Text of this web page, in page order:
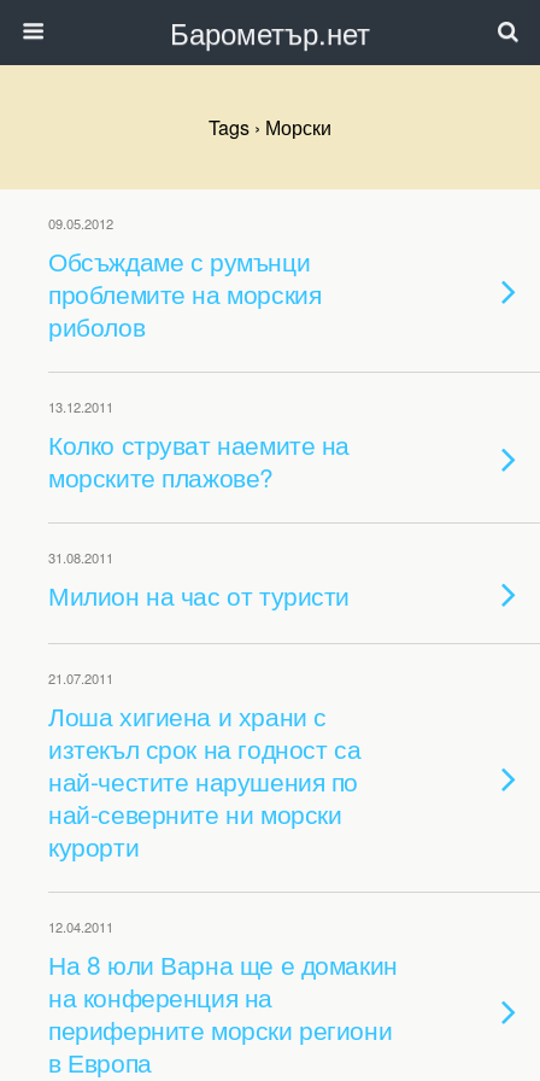
Барометър.нет
Tags › Морски
09.05.2012
Обсъждаме с румънци
проблемите на морския
риболов
13.12.2011
Колко струват наемите на
морските плажове?
31.08.2011
Милион на час от туристи
21.07.2011
Лоша хигиена и храни с
изтекъл срок на годност са
най-честите нарушения по
най-северните ни морски
курорти
12.04.2011
На 8 юли Варна ще е домакин
на конференция на
периферните морски региони
в Европа